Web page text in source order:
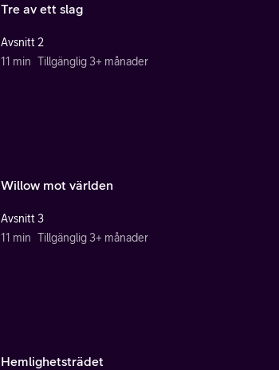
Tre av ett slag
Avsnitt 2
11 min Tillgänglig 3+ månader
Willow mot världen
Avsnitt 3
11 min Tillgänglig 3+ månader
Hemlighetsträdet